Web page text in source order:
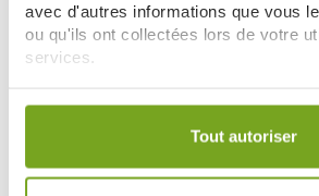
avec d'autres informations que vous
ou qu'ils ont collectées lors de votre
services.
Votre choix de consentement est
Tout autoriser
NUXE
NUXE EAU DELICIEUSE
PARFUMANTE 100ML
ROGER